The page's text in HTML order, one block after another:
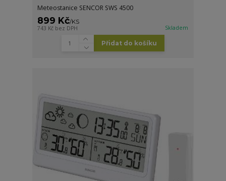
Meteostanice SENCOR SWS 4500
899 Kč/KS
743 Kč bez DPH Skladem
Přidat do košíku